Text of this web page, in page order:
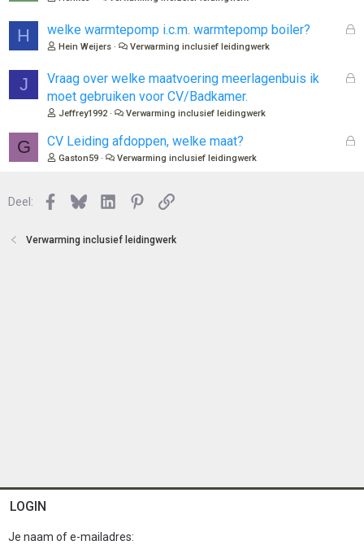
n
H
G
welke warmtepomp i.c.m. warmtepomp boiler?
Hein Weijers Verwarming inclusief leidingwerk
J
G
o
Vraag over welke maatvoering meerlagenbuis ik
moet gebruiken voor CV/Badkamer.
Jeffrey1992 Verwarming inclusief leidingwerk
G
G
CV Leiding afdoppen, welke maat?
Gaston59 Verwarming inclusief leidingwerk
Deel: Facebook
BlueskyLinkedInPinterest
Link
Verwarming inclusief leidingwerk
LOGIN
Je naam of e-mailadres